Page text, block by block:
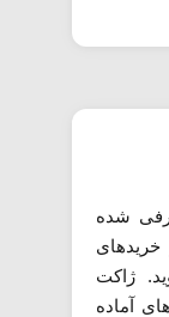
شده
در خریدهای
ژاکت
آماده